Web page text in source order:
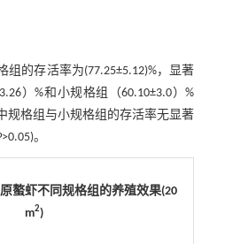
组的存活率为(77.25±5.12)%，显著
）%和小规格组（60.10±3.0）%
规格组与小规格组的存活率无显著
>0.05)。
螯虾不同规格组的养殖效果(20
m2)